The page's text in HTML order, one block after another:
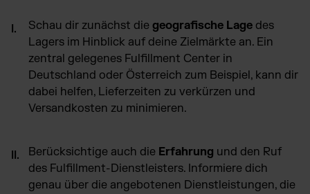
Schau dir zunächst die geografische Lage des
Lagers im Hinblick auf deine Zielmärkte an. Ein
zentral gelegenes Fulfillment Center in
Deutschland oder Österreich zum Beispiel, kann dir
dabei helfen, Lieferzeiten zu verkürzen und
Versandkosten zu minimieren.
Berücksichtige auch die Erfahrung und den Ruf
des Fulfillment-Dienstleisters. Informiere dich
genau über die angebotenen Dienstleistungen, die